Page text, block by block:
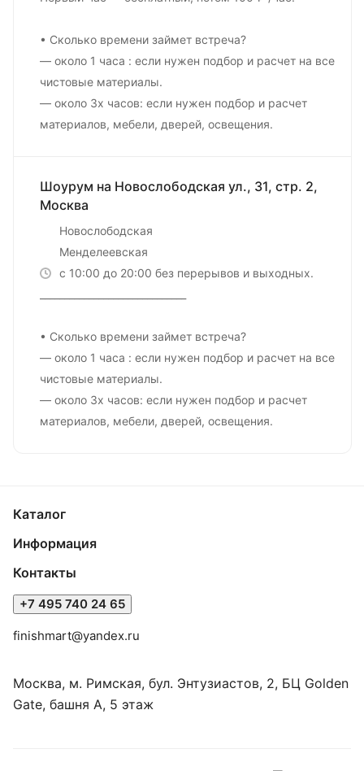
• Сколько времени займет встреча?
— около 1 часа : если нужен подбор и расчет на все
чистовые материалы.
— около 3х часов: если нужен подбор и расчет
материалов, мебели, дверей, освещения.
Шоурум на Новослободская ул., 31, стр. 2,
Москва
Новослободская
Менделеевская
с 10:00 до 20:00 без перерывов и выходных.
• Сколько времени займет встреча?
— около 1 часа : если нужен подбор и расчет на все
чистовые материалы.
— около 3х часов: если нужен подбор и расчет
материалов, мебели, дверей, освещения.
Каталог
Информация
Контакты
+7 495 740 24 65
finishmart@yandex.ru
Москва, м. Римская, бул. Энтузиастов, 2, БЦ Golden
Gate, башня А, 5 этаж